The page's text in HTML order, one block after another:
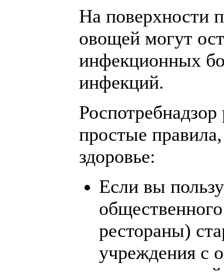
На поверхности
овощей могут
инфекционных
инфекций.
простые
здоровье:
Если вы
рестораны)
учреждения с